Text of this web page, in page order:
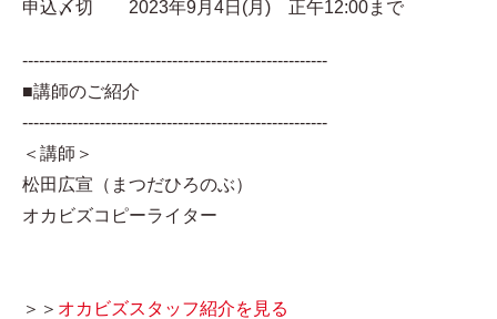
申込〆切 2023年9月4日(月) 正午12:00まで
-------------------------------------------------------
■講師のご紹介
-------------------------------------------------------
＜講師＞
松田広宣（まつだひろのぶ）
オカビズコピーライター
＞＞ オカビズスタッフ紹介を見る